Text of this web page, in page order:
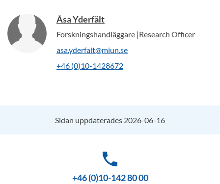
Åsa Yderfält
Forskningshandläggare |Research Officer
asa.yderfalt@miun.se
+46 (0)10-1428672
Sidan uppdaterades 2026-06-16
phone
+46 (0)10-142 80 00